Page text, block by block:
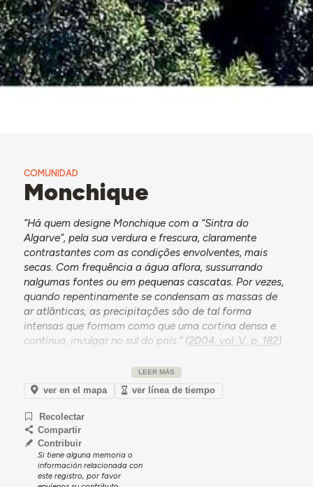
COMUNIDAD
Monchique
“Há quem designe Monchique com a “Sintra do
Algarve”, pela sua verdura e frescura, claramente
contrastantes com as condições envolventes, mais
secas. Com frequência a água aflora, sussurrando
nalgumas fontes ou em pequenas cascatas. Por vezes,
quando repentinamente se condensam as massas de
ar atlânticas, as precipitações são de tal forma
intensas que formam como que uma cortina densa e
contínua, invulgar no sul do país.” (2004, vol. V, p. 182)
portanto, um dos poucos concelhos que compõem a
região do Algarve que não confinam com o mar.
entre os concelhos de Aljezur, de Lagos, de Portimão e
de Silves e, fazendo fronteira com o Alentejo, ocupa
uma área de 395,30 km². Com 5.462 habitantes (
2023) é o segundo concelho com menos população a
seguir a Alcoutim e tem vindo, continuadamente, a
LEER MÁS
ver en el mapa ver línea de tiempo
Recolectar
Compartir
Contribuir
Si tiene alguna memoria o
información relacionada con
este registro, por favor